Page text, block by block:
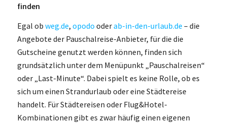
finden
Egal ob weg.de, opodo oderab-in-den-urlaub.de – die
Angebote der Pauschalreise-Anbieter, für die die
Gutscheine genutzt werden können, finden sich
grundsätzlich unter dem Menüpunkt „Pauschalreisen“
oder „Last-Minute“. Dabei spielt es keine Rolle, ob es
sich um einen Strandurlaub oder eine Städtereise
handelt. Für Städtereisen oder Flug&Hotel-
Kombinationen gibt es zwar häufig einen eigenen